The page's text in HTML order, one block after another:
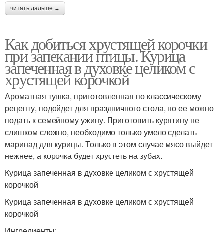
читать дальше →
Как добиться хрустящей корочки
при запекании птицы. Курица
запеченная в духовке целиком с
хрустящей корочкой
Ароматная тушка, приготовленная по классическому
рецепту, подойдет для праздничного стола, но ее можно
подать к семейному ужину. Приготовить курятину не
слишком сложно, необходимо только умело сделать
маринад для курицы. Только в этом случае мясо выйдет
нежнее, а корочка будет хрустеть на зубах.
Курица запеченная в духовке целиком с хрустящей
корочкой
Курица запеченная в духовке целиком с хрустящей
корочкой